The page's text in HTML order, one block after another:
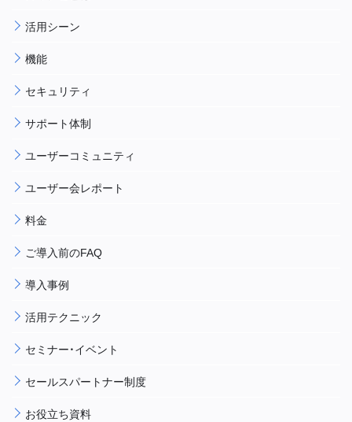
活用シーン
機能
セキュリティ
サポート体制
ユーザーコミュニティ
ユーザー会レポート
料金
ご導入前のFAQ
導入事例
活用テクニック
セミナー・イベント
セールスパートナー制度
お役立ち資料